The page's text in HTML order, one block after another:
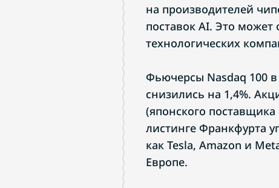
на производителей
поставок AI. Это
технологических
Фьючерсы Nasdaq 100
снизились на 1,4%.
(японского
листинге Франкфурта
как Tesla, Amazon и
Европе.